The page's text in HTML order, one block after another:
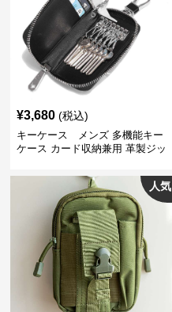
¥3,680 (税込)
キーケース メンズ 多機能キー
ケース カード収納兼用 革製ジッ
人気